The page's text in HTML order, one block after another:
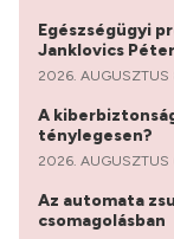
Egészségügyi
Janklovics
2026. AUGUSZTUS
A
ténylegesen?
2026. AUGUSZTUS
Az automata
csomagolásban